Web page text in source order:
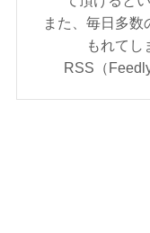
また、毎日多
もれてし
RSS（